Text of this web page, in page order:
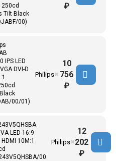
Tilt Black
00)
₽
IPS LED
DVI-D
00/01)
Philips✖
10
756
₽
LED 16:9
10M:1
00
Philips✖
12
202
₽